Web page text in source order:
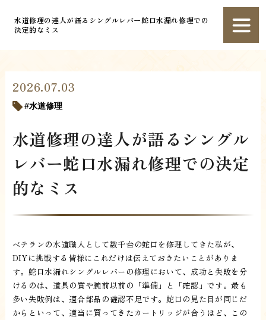
水道修理の達人が語るシングルレバー蛇口水漏れ修理での
決定的なミス
2026.07.03
水道修理
水道修理の達人が語るシングル
レバー蛇口水漏れ修理での決定
的なミス
ベテランの水道職人として数千台の蛇口を修理してきた私が、
DIYに挑戦する皆様にこれだけは伝えておきたいことがありま
す。蛇口水漏れシングルレバーの修理において、成功と失敗を分
けるのは、道具の質や腕前以前の「準備」と「確認」です。最も
多い失敗例は、適合部品の確認不足です。蛇口の見た目が同じだ
からといって、適当に買ってきたカートリッジが合うほど、この